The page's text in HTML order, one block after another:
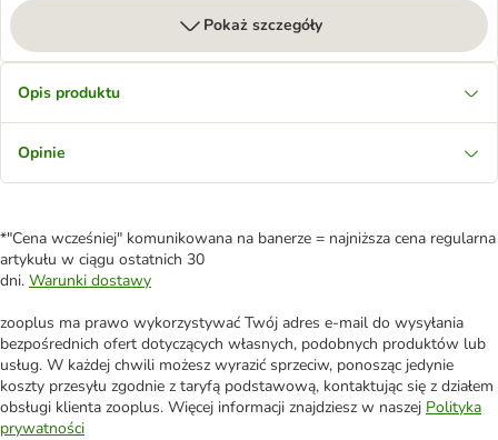
Pokaż szczegóły
Opis produktu
Opinie
*"Cena wcześniej" komunikowana na banerze = najniższa cena regularna
artykułu w ciągu ostatnich 30
dni. Warunki dostawy
zooplus ma prawo wykorzystywać Twój adres e-mail do wysyłania
bezpośrednich ofert dotyczących własnych, podobnych produktów lub
usług. W każdej chwili możesz wyrazić sprzeciw, ponosząc jedynie
koszty przesyłu zgodnie z taryfą podstawową, kontaktując się z działem
obsługi klienta zooplus. Więcej informacji znajdziesz w naszej Polityka
prywatności